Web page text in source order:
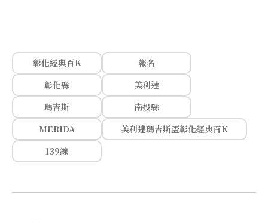
彰化經典百K
報名
彰化縣
美利達
瑪吉斯
南投縣
MERIDA
美利達瑪吉斯盃彰化經典百K
139線